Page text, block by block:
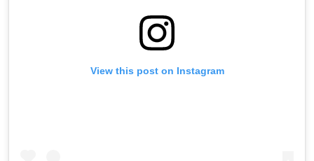
View this post on Instagram